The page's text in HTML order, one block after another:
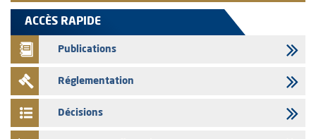
L’AMMC met sur son site internet les publications réalisées par les
émetteurs en date du 5 août 2026
04/08/2026
L’AMMC met sur son site internet les publications réalisées par les
émetteurs en date du 4 août 2026
Saham Bank – Mise à jour annuelle du dossier d’information relatif au
ACCÈS RAPIDE
Publications
Réglementation
Décisions